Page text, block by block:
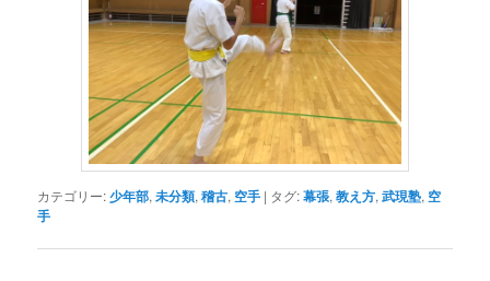
カテゴリー:少年部,未分類,稽古, 空手 | タグ:幕張,教え方,武現塾, 空
手